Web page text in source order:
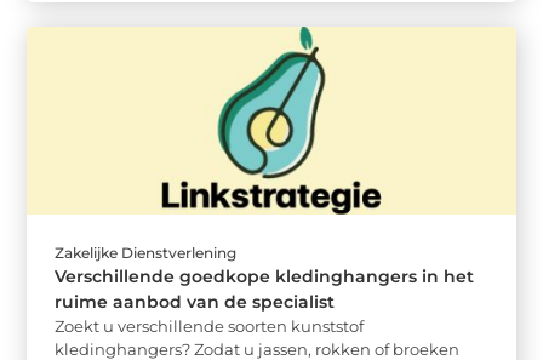
Zakelijke Dienstverlening
Verschillende goedkope kledinghangers in het
ruime aanbod van de specialist
Zoekt u verschillende soorten kunststof
kledinghangers? Zodat u jassen, rokken of broeken